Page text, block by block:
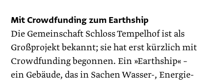
Mit Crowdfunding zum Earthship
Die Gemeinschaft Schloss Tempelhof ist als
Großprojekt bekannt; sie hat erst kürzlich mit
Crowdfunding begonnen. Ein »Earthship« –
ein Gebäude, das in Sachen Wasser-, Energie-